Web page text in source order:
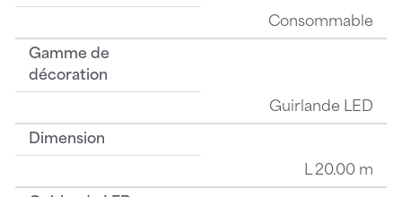
Consommable
Gamme de
décoration
Guirlande LED
Dimension
L 20.00 m